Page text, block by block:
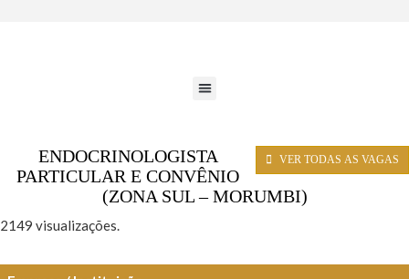
VER TODAS AS VAGAS
ENDOCRINOLOGISTA
PARTICULAR E CONVÊNIO
(ZONA SUL – MORUMBI)
2149 visualizações.